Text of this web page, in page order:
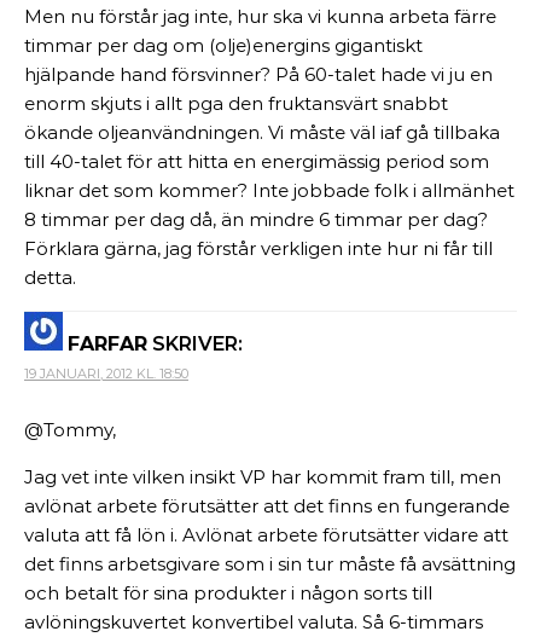
Men nu förstår jag inte, hur ska vi kunna arbeta färre
timmar per dag om (olje)energins gigantiskt
hjälpande hand försvinner? På 60-talet hade vi ju en
enorm skjuts i allt pga den fruktansvärt snabbt
ökande oljeanvändningen. Vi måste väl iaf gå tillbaka
till 40-talet för att hitta en energimässig period som
liknar det som kommer? Inte jobbade folk i allmänhet
8 timmar per dag då, än mindre 6 timmar per dag?
Förklara gärna, jag förstår verkligen inte hur ni får till
detta.
FARFAR SKRIVER:
19 JANUARI, 2012 KL. 18:50
@Tommy,
Jag vet inte vilken insikt VP har kommit fram till, men
avlönat arbete förutsätter att det finns en fungerande
valuta att få lön i. Avlönat arbete förutsätter vidare att
det finns arbetsgivare som i sin tur måste få avsättning
och betalt för sina produkter i någon sorts till
avlöningskuvertet konvertibel valuta. Så 6-timmars